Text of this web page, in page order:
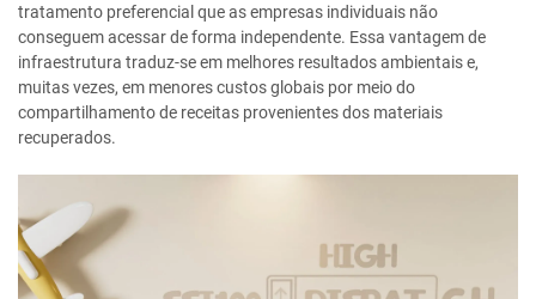
tratamento preferencial que as empresas individuais não
conseguem acessar de forma independente. Essa vantagem de
infraestrutura traduz-se em melhores resultados ambientais e,
muitas vezes, em menores custos globais por meio do
compartilhamento de receitas provenientes dos materiais
recuperados.